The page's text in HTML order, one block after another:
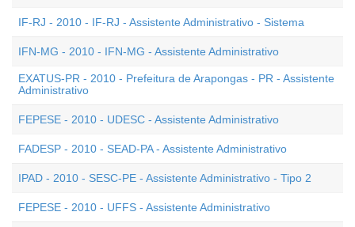
IF-RJ - 2010 - IF-RJ - Assistente Administrativo - Sistema
IFN-MG - 2010 - IFN-MG - Assistente Administrativo
EXATUS-PR - 2010 - Prefeitura de Arapongas - PR - Assistente
Administrativo
FEPESE - 2010 - UDESC - Assistente Administrativo
FADESP - 2010 - SEAD-PA - Assistente Administrativo
IPAD - 2010 - SESC-PE - Assistente Administrativo - Tipo 2
FEPESE - 2010 - UFFS - Assistente Administrativo